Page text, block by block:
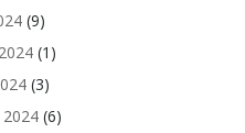
(9)
(1)
(3)
(6)